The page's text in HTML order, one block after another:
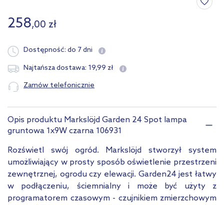
258,00 zł
Dostępność: do 7 dni
Najtańsza dostawa: 19,99 zł
Zamów telefonicznie
Opis produktu Markslöjd Garden 24 Spot lampa
gruntowa 1x9W czarna 106931
Rozświetl swój ogród. Markslöjd stworzył system
umożliwiający w prosty sposób oświetlenie przestrzeni
zewnętrznej, ogrodu czy elewacji. Garden24 jest łatwy
w podłączeniu, ściemnialny i może być użyty z
programatorem czasowym - czujnikiem zmierzchowym